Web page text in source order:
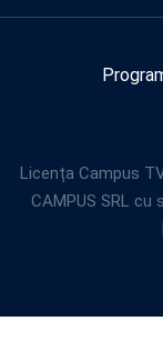
Licența Campus
CAMPUS SRL cu